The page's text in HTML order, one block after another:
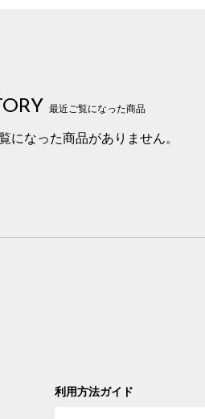
最近ご覧になった商品
になった商品がありません。
利用方法ガイド